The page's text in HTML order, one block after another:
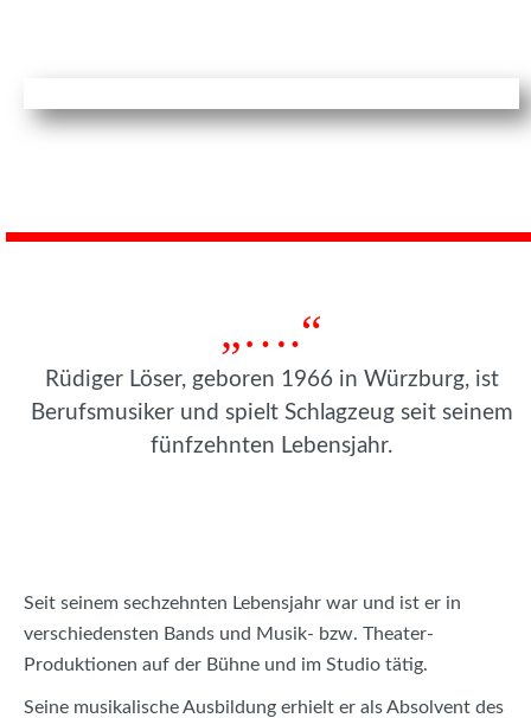
„….“
Rüdiger Löser, geboren 1966 in Würzburg, ist
Berufsmusiker und spielt Schlagzeug seit seinem
fünfzehnten Lebensjahr.
Seit seinem sechzehnten Lebensjahr war und ist er in
verschiedensten Bands und Musik- bzw. Theater-
Produktionen auf der Bühne und im Studio tätig.
Seine musikalische Ausbildung erhielt er als Absolvent des